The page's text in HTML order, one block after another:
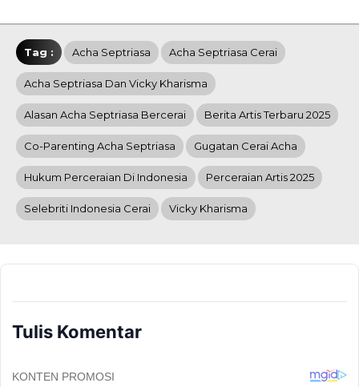
Tag : Acha Septriasa Acha Septriasa Cerai
Acha Septriasa Dan Vicky Kharisma
Alasan Acha Septriasa Bercerai Berita Artis Terbaru 2025
Co-Parenting Acha Septriasa Gugatan Cerai Acha
Hukum Perceraian Di Indonesia Perceraian Artis 2025
Selebriti Indonesia Cerai Vicky Kharisma
Tulis Komentar